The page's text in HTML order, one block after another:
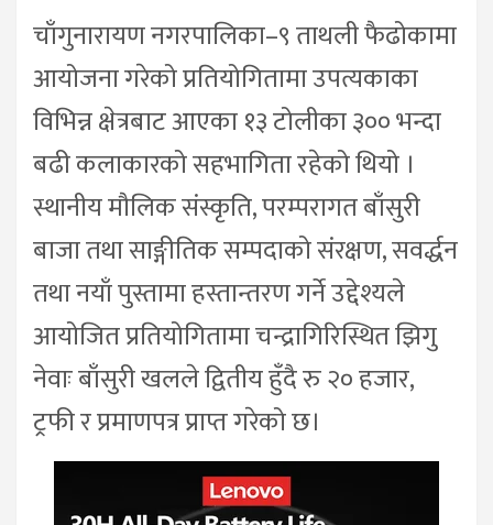
चाँगुनारायण नगरपालिका–९ ताथली फैढोकामा
आयोजना गरेको प्रतियोगितामा उपत्यकाका
विभिन्न क्षेत्रबाट आएका १३ टोलीका ३०० भन्दा
बढी कलाकारको सहभागिता रहेको थियो ।
स्थानीय मौलिक संस्कृति, परम्परागत बाँसुरी
बाजा तथा साङ्गीतिक सम्पदाको संरक्षण, सवर्द्धन
तथा नयाँ पुस्तामा हस्तान्तरण गर्ने उद्देश्यले
आयोजित प्रतियोगितामा चन्द्रागिरिस्थित झिगु
नेवाः बाँसुरी खलले द्वितीय हुँदै रु २० हजार,
ट्रफी र प्रमाणपत्र प्राप्त गरेको छ।